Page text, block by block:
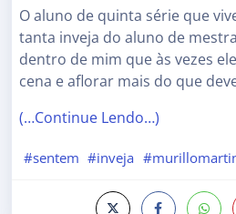
O aluno de quinta série que
tanta inveja do aluno de
dentro de mim que às vezes
cena e aflorar mais do que
(…Continue Lendo…)
#sentem #inveja